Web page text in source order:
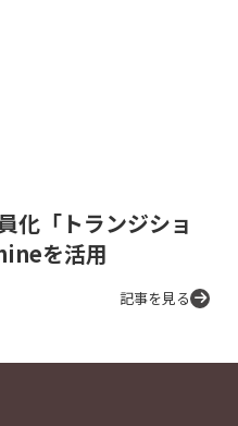
化「トランジショ
を活用
記事を見る